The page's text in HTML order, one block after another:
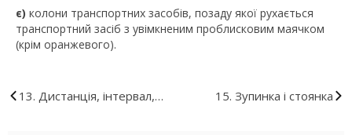
є) колони транспортних засобів, позаду якої рухається
транспортний засіб з увімкненим проблисковим маячком
(крім оранжевого).
13. Дистанція, інтервал,
15. Зупинка і стоянка